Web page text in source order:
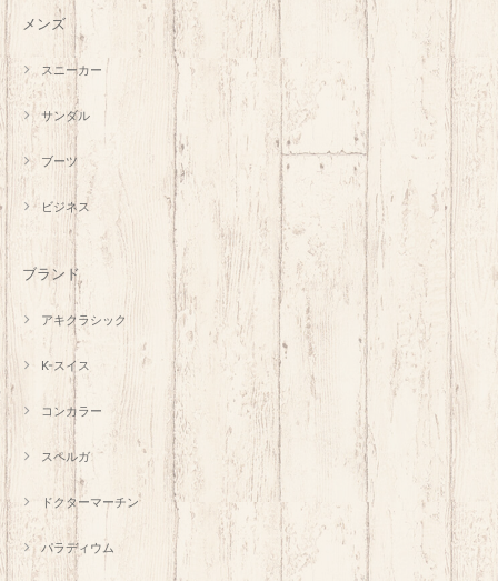
メンズ
スニーカー
サンダル
ブーツ
ビジネス
ブランド
アキクラシック
K-スイス
コンカラー
スペルガ
ドクターマーチン
パラディウム